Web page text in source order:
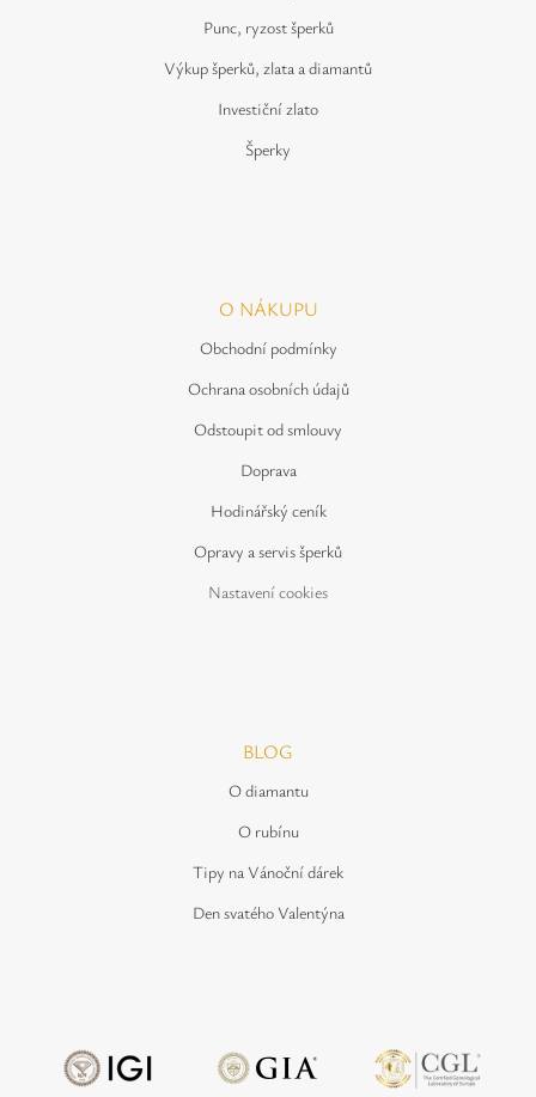
Punc, ryzost šperků
Výkup šperků, zlata a diamantů
Investiční zlato
Šperky
O NÁKUPU
Obchodní podmínky
Ochrana osobních údajů
Odstoupit od smlouvy
Doprava
Hodinářský ceník
Opravy a servis šperků
Nastavení cookies
BLOG
O diamantu
O rubínu
Tipy na Vánoční dárek
Den svatého Valentýna